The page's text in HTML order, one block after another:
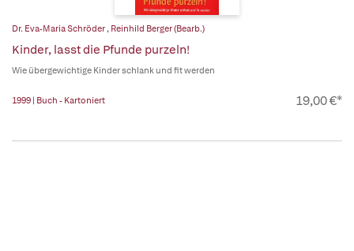
Dr. Eva-Maria Schröder , Reinhild Berger (Bearb.)
Kinder, lasst die Pfunde purzeln!
Wie übergewichtige Kinder schlank und fit werden
1999 | Buch - Kartoniert 19,00 €*